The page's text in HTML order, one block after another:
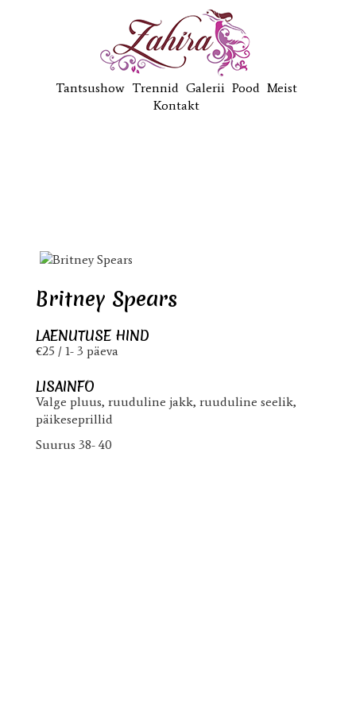
Tantsushow Trennid Galerii Pood Meist
Kontakt
Britney Spears
LAENUTUSE HIND
€25 / 1- 3 päeva
LISAINFO
Valge pluus, ruuduline jakk, ruuduline seelik,
päikeseprillid
Suurus 38- 40